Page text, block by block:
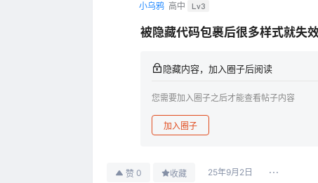
小乌鸦 高中 Lv3
被隐藏代码包裹后很多样式就失效
隐藏内容，加入圈子后阅读
您需要加入圈子之后才能查看帖子内容
加入圈子
赞 0 收藏 25年9月2日